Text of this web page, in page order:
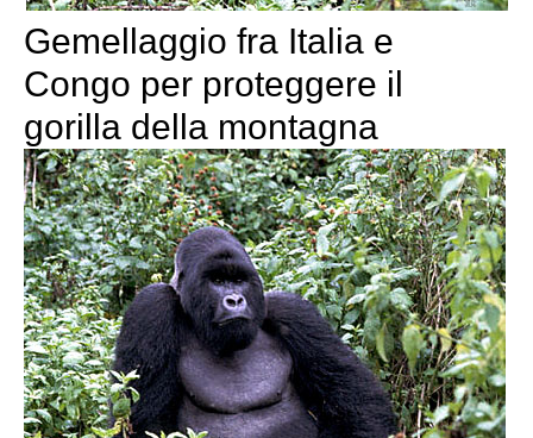
Gemellaggio fra Italia e
Congo per proteggere il
gorilla della montagna